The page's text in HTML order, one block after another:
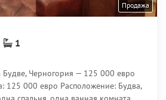
Продажа
1
Черногория — 125 000 евро
125 000 евро Расположение: Будва,